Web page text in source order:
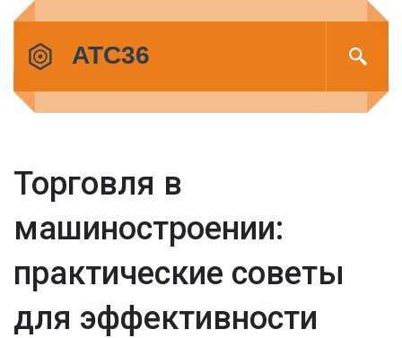
Торговля в
машиностроении:
практические советы
для эффективности